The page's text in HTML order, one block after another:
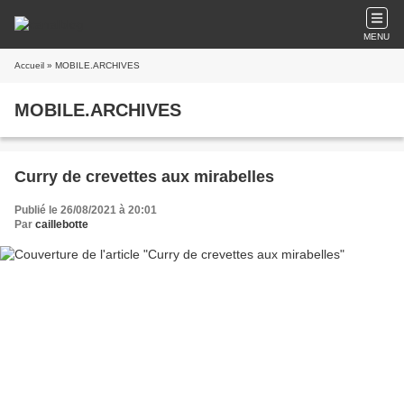
MENU
Accueil » MOBILE.ARCHIVES
MOBILE.ARCHIVES
Curry de crevettes aux mirabelles
Publié le 26/08/2021 à 20:01
Par caillebotte